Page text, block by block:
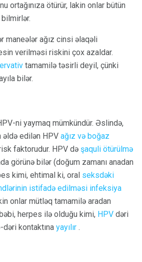
ortağınıza ötürür, lakin onlar bütün
maneələr ağız cinsi əlaqəli
verilməsi riskini çox azaldar.
tamamilə təsirli deyil, çünki
bilər.
ni yaymaq mümkündür. Əslində,
edilən HPV ağız və boğaz
faktorudur. HPV də şaquli ötürülmə
görünə bilər (doğum zamanı anadan
kimi, ehtimal ki, oral seksdəki
istifadə edilməsi infeksiya
onlar mütləq tamamilə aradan
herpes ilə olduğu kimi, HPV dəri
dəri kontaktına yayılır .